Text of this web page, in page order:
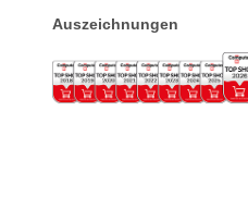
Auszeichnungen